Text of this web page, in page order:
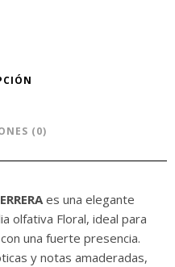
(0)
es una elegante
olfativa Floral, ideal para
una fuerte presencia.
y notas amaderadas,